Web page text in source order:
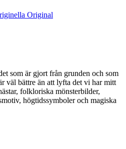
Original
som är gjort från grunden och som
väl bättre än att lyfta det vi har mitt
folkloriska mönsterbilder,
högtidssymboler och magiska